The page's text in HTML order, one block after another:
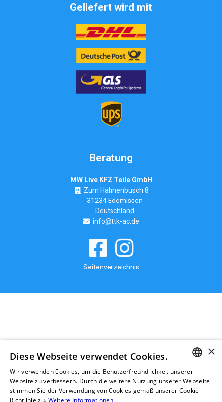
Geliefert wird mit
Beratung
MW Live KFZ Teile GmbH
Zum Hahnenbusch 8
31234 Edemissen
Deutschland
info@ttk-ac.de
Seitenverzeichnis
GERMAN
RUSSIAN
×
Diese Webseite verwendet Cookies.
Wir verwenden Cookies, um die Benutzerfreundlichkeit unserer
Website zu verbessern. Durch die weitere Nutzung unserer Webseite
stimmen Sie der Verwendung von Cookies gemäß unserer Cookie-
Richtlinie zu. Weitere Informationen